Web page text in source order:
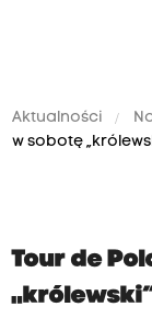
Aktualności
w sobotę
Tour de